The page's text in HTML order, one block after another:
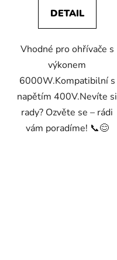
DETAIL
Vhodné pro ohřívače s
výkonem
6000W.Kompatibilní s
napětím 400V.Nevíte si
rady? Ozvěte se – rádi
vám poradíme! 📞😊